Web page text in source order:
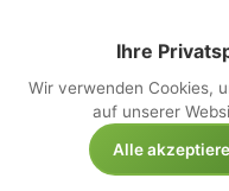
Ihre
Wir verwenden Cookies,
auf unserer
Alle